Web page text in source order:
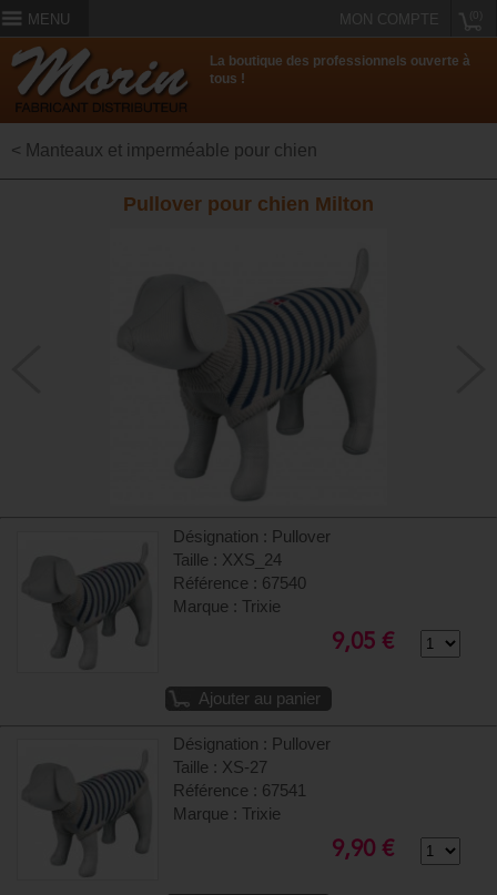
MENU MON COMPTE
La boutique des professionnels ouverte à
tous !
< Manteaux et imperméable pour chien
Pullover pour chien Milton
Désignation : Pullover
Taille : XXS_24
Référence : 67540
Marque : Trixie
9,05 €
Ajouter au panier
Désignation : Pullover
Taille : XS-27
Référence : 67541
Marque : Trixie
9,90 €